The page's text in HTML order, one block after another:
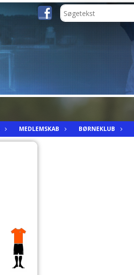
MEDLEMSKAB BØRNEKLUB